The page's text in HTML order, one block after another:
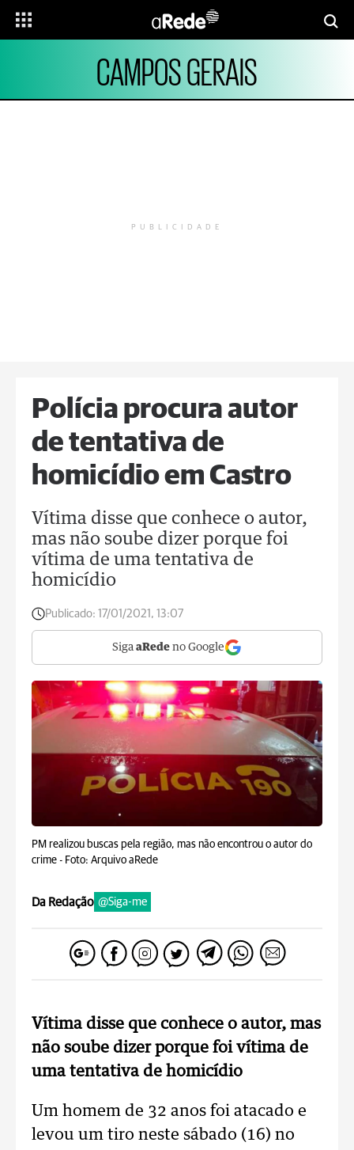
CAMPOS GERAIS
PUBLICIDADE
Polícia procura autor
de tentativa de
homicídio em Castro
Vítima disse que conhece o autor,
mas não soube dizer porque foi
vítima de uma tentativa de
homicídio
Publicado: 17/01/2021, 13:07
Siga aRede no Google
PM realizou buscas pela região, mas não encontrou o autor do
crime - Foto: Arquivo aRede
Da Redação @Siga-me
Vítima disse que conhece o autor, mas
não soube dizer porque foi vítima de
uma tentativa de homicídio
Um homem de 32 anos foi atacado e
levou um tiro neste sábado (16) no